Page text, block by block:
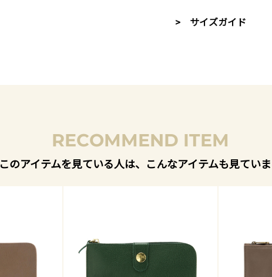
> サイズガイド
RECOMMEND ITEM
このアイテムを見ている人は、こんなアイテムも見てい